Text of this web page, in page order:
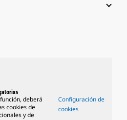
deberá
cookies de
y de
Configuración de
cookies